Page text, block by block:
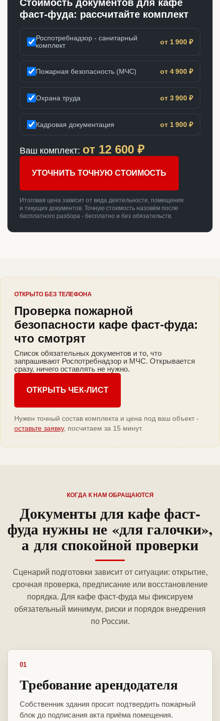
Стоимость документов для кафе
фаст-фуда: рассчитайте комплект
Роспотребнадзор - санитарный
комплект
от 1 900 ₽
Пожарная безопасность (МЧС) от 4 900 ₽
Охрана труда от 3 900 ₽
Кадровая документация от 1 900 ₽
Ваш комплект: от 12 600 ₽
УТОЧНИТЬ ТОЧНУЮ СТОИМОСТЬ
Итоговая цена зависит от вида деятельности, помещения
и текущих документов. Точную стоимость назовём после
бесплатного разбора - бесплатно и без обязательств.
ОТКРЫТО БЕЗ ТЕЛЕФОНА
Проверка пожарной
безопасности кафе фаст-фуда:
что смотрят
Список обязательных документов и то, что
запрашивают Роспотребнадзор и МЧС. Открывается
сразу, ничего оставлять не нужно.
ОТКРЫТЬ ЧЕК-ЛИСТ
Нужен точный состав комплекта и цена под ваш объект -
оставьте заявку, посчитаем за 15 минут.
КОГДА К НАМ ОБРАЩАЮТСЯ
Документы для кафе фаст-
фуда нужны не «для галочки»,
а для спокойной проверки
Сценарий подготовки зависит от ситуации: открытие,
срочная проверка, предписание или восстановление
порядка. Для кафе фаст-фуда мы фиксируем
обязательный минимум, риски и порядок внедрения
по России.
01
Требование арендодателя
Собственник здания просит подтвердить пожарный
блок до подписания акта приёма помещения.